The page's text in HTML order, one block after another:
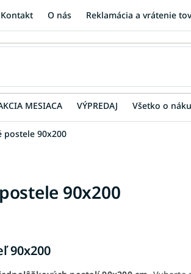
Kontakt O nás Reklamácia a vrátenie
MESIACA VÝPREDAJ Všetko o
postele 90x200
90x200
90x200